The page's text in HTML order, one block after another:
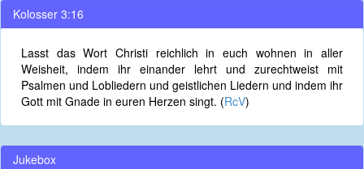
Kolosser 3:16
Lasst das Wort Christi reichlich in euch wohnen in aller
Weisheit, indem ihr einander lehrt und zurechtweist mit
Psalmen und Lobliedern und geistlichen Liedern und indem ihr
Gott mit Gnade in euren Herzen singt. (RcV)
Jukebox